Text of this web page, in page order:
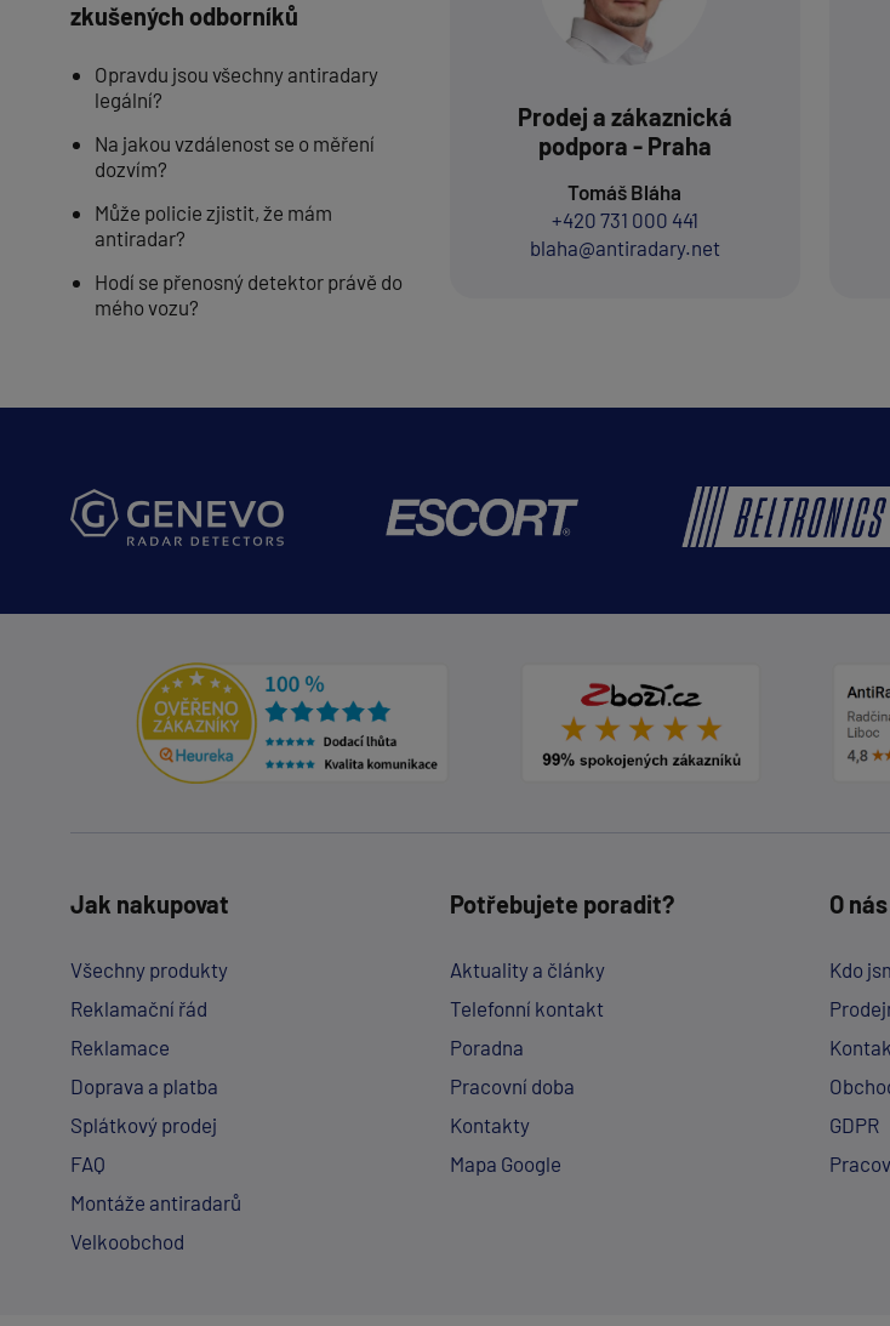
zkušených odborníků
Opravdu jsou všechny antiradary
legální?
Na jakou vzdálenost se o měření
dozvím?
Může policie zjistit, že mám
antiradar?
Hodí se přenosný detektor právě do
mého vozu?
Prodej a zákaznická
podpora - Praha
Tomáš Bláha
+420 731 000 441
blaha@antiradary.net
Jak nakupovat
Všechny produkty
Reklamační řád
Reklamace
Doprava a platba
Splátkový prodej
FAQ
Montáže antiradarů
Velkoobchod
Potřebujete poradit?
Aktuality a články
Telefonní kontakt
Poradna
Pracovní doba
Kontakty
Mapa Google
O nás
Kdo
GDPR